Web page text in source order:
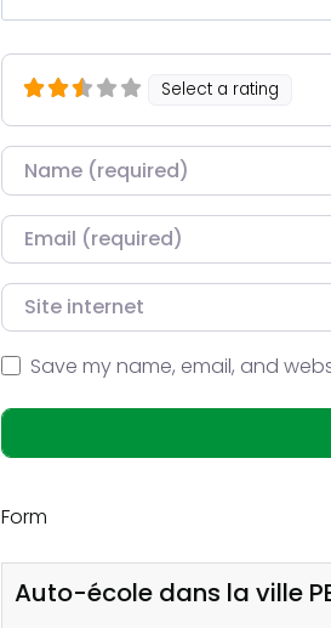
Select a rating
Nom
Courriel
Site internet
Save my name, email, and
Form
Auto-école dans la ville